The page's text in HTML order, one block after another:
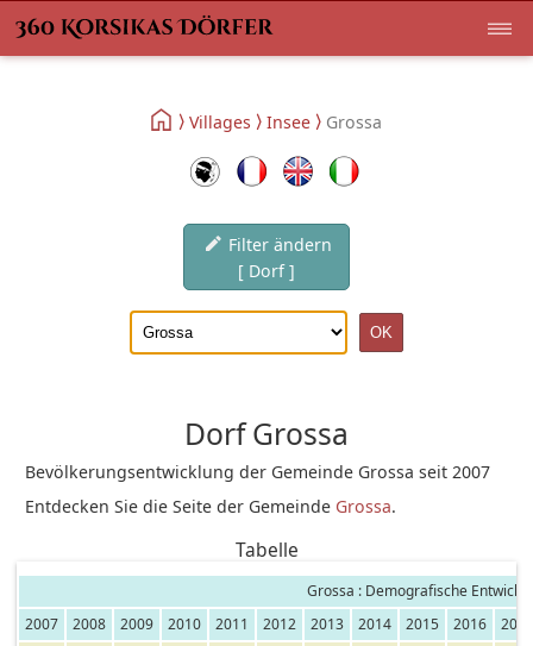
Villages Insee Grossa
Filter ändern
[ Dorf ]
Dorf Grossa
Bevölkerungsentwicklung der Gemeinde Grossa seit 2007
Entdecken Sie die Seite der Gemeinde Grossa.
Tabelle
Grossa : Demografische
2007
2008 2009 2010 2011 2012 2013 2014 2015 2016